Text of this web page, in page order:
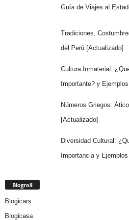
Guía de Viajes al
Tradiciones,
del Perú [Actualizado]
Cultura Inmaterial:
Importante? y Ejemplos
Números Griegos:
[Actualizado]
Diversidad Cultural:
Importancia y
Blogroll
Blogicars
Blogicasa